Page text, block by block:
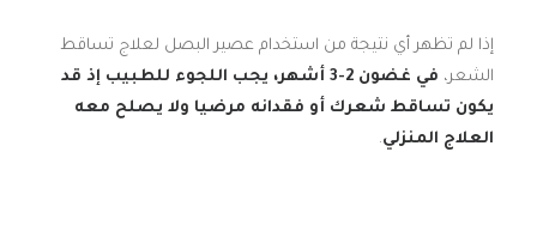
إذا لم تظهر أي نتيجة من استخدام عصير البصل لعلاج تساقط
الشعر،
في غضون 2-3 أشهر، يجب اللجوء للطبيب إذ قد
يكون تساقط شعرك أو فقدانه مرضيا ولا يصلح معه
العلاج المنزلي.